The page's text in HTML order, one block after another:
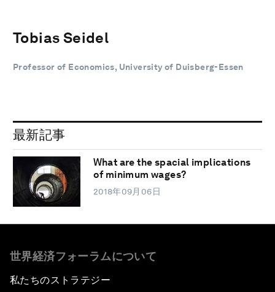
Tobias Seidel
Professor of Economics, University of Duisberg-Essen
最新記事
What are the spacial implications
of minimum wages?
2018年09月06日
世界経済フォーラムについて
私たちのストラテジー